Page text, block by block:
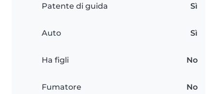
Patente di guida Sì
Auto Sì
Ha figli No
Fumatore No